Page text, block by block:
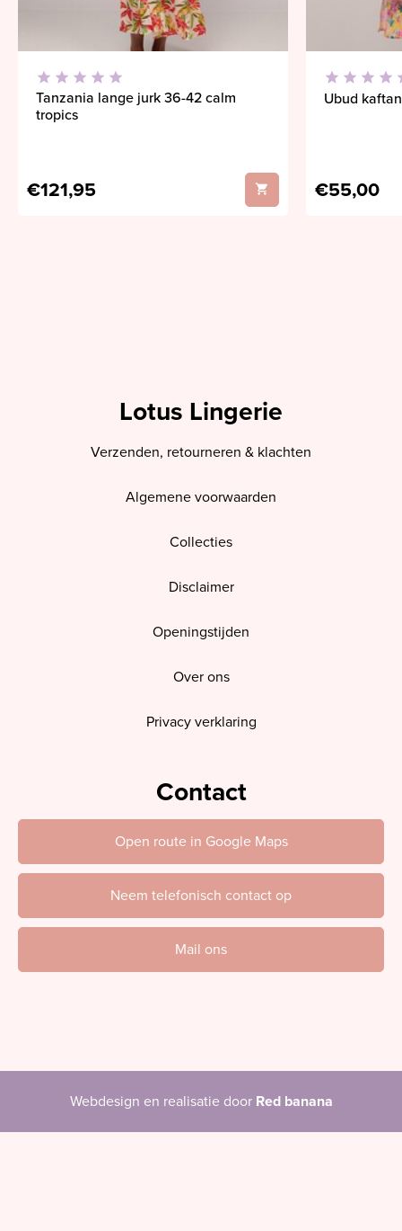
Tanzania lange jurk 36-42 calm
tropics
€121,95
Ubud
€55,00
Lotus Lingerie
Verzenden, retourneren & klachten
Algemene voorwaarden
Collecties
Disclaimer
Openingstijden
Over ons
Privacy verklaring
Contact
Open route in Google Maps
Neem telefonisch contact op
Mail ons
Webdesign en realisatie door Red banana